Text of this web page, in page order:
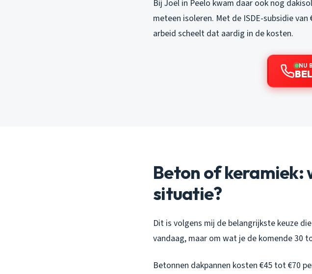
Bij Joël in Peelo kwam daar ook nog
meteen isoleren. Met de ISDE-subsidie
arbeid scheelt dat aardig in de kosten.
NU
Beton of keramiek:
situatie?
Dit is volgens mij de belangrijkste keuze
vandaag, maar om wat je de komende 30
Betonnen dakpannen kosten €45 tot €70